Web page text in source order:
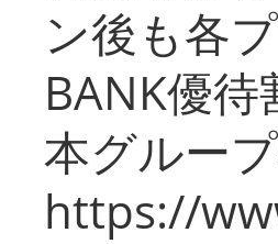
ン後も各
BANK優
本グルー
https://